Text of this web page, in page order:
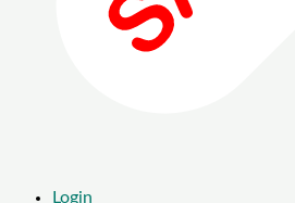
Login